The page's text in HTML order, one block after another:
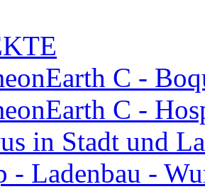
C -
C -
in Stadt und
- Ladenbau -